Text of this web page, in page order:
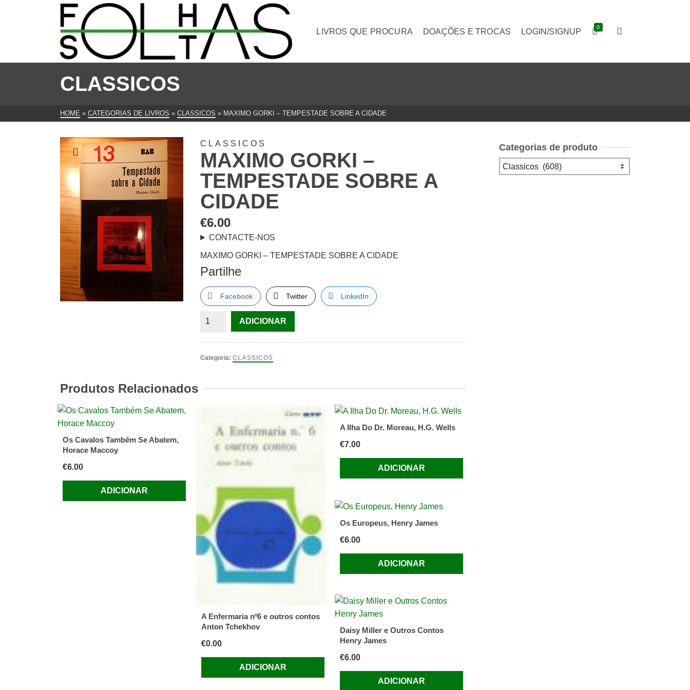
LIVROS QUE PROCURA DOAÇÕES E TROCAS LOGIN/SIGNUP 0
CLASSICOS
HOME » CATEGORIAS DE LIVROS » CLASSICOS » MAXIMO GORKI – TEMPESTADE SOBRE A CIDADE
CLASSICOS
MAXIMO GORKI –
TEMPESTADE SOBRE A
CIDADE
€6.00
CONTACTE-NOS
MAXIMO GORKI – TEMPESTADE SOBRE A CIDADE
Partilhe
Facebook Twitter LinkedIn
Quantidade
GORKI
ADICIONAR
Categoria:CLASSICOS
Produtos Relacionados
Os Cavalos Também Se Abatem,
Horace Maccoy
€6.00
ADICIONAR
A Enfermaria nº6 e outros contos
Anton Tchekhov
€0.00
ADICIONAR
A Ilha Do Dr. Moreau, H.G. Wells
€7.00
ADICIONAR
Os Europeus, Henry James
€6.00
ADICIONAR
Daisy Miller e Outros Contos
Henry James
€6.00
ADICIONAR
Categorias de produto